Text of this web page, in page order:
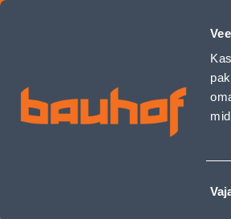
valik
MÖÖBLI ÜHENDUSKRUVI SUKI